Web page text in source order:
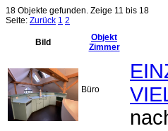
18 Objekte gefunden. Zeige 11 bis 18
Seite: Zurück 1 2
Bild
Objekt
Zimmer
Büro